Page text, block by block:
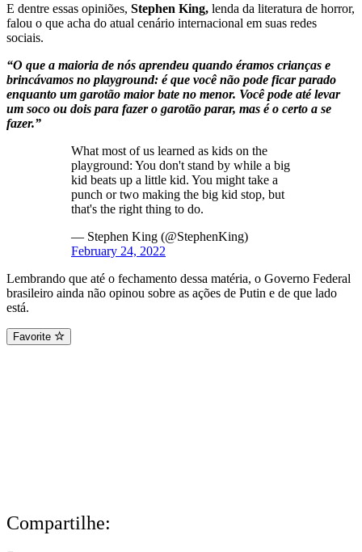
E dentre essas opiniões, Stephen King, lenda da literatura de horror,
falou o que acha do atual cenário internacional em suas redes
sociais.
“O que a maioria de nós aprendeu quando éramos crianças e
brincávamos no playground: é que você não pode ficar parado
enquanto um garotão maior bate no menor. Você pode até levar
um soco ou dois para fazer o garotão parar, mas é o certo a se
fazer.”
What most of us learned as kids on the
playground: You don't stand by while a big
kid beats up a little kid. You might take a
punch or two making the big kid stop, but
that's the right thing to do.
— Stephen King (@StephenKing)
February 24, 2022
Lembrando que até o fechamento dessa matéria, o Governo Federal
brasileiro ainda não opinou sobre as ações de Putin e de que lado
está.
Favorite
Compartilhe: